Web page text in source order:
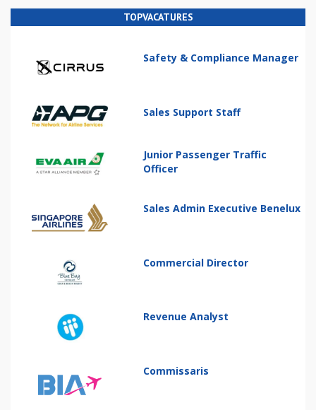
TOPVACATURES
Safety & Compliance Manager
Sales Support Staff
Junior Passenger Traffic
Officer
Sales Admin Executive Benelux
Commercial Director
Revenue Analyst
Commissaris